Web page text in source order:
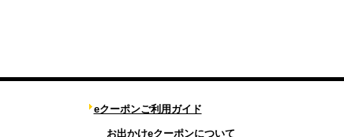
eクーポンご利用ガイド
お出かけeクーポンについて